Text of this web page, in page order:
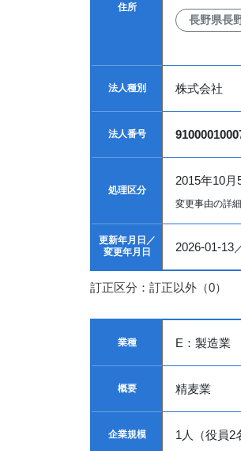
住所
長野県長
法人種別 株式会社
法人番号
処理区分
2015年10
変更事由の詳
更新年月日／
変更年月日
2026-01-13
訂正区分：訂正以外（0）
業種 E：製造業
概要 精麦業
企業規模 1人（役員